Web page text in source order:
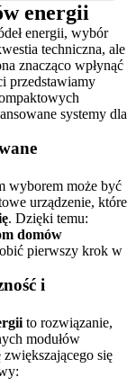
energii
energii, wybór
techniczna, ale
znacząco wpłynąć
przedstawiamy
systemy dla
wyborem może być
urządzenie, które
. Dzięki temu:
domów
pierwszy krok w
i
to rozwiązanie,
modułów
się